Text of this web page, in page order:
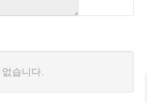
습니다.